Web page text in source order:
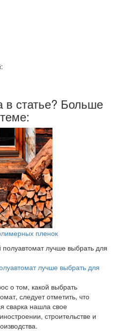
в статье? Больше
пленок
лучше выбрать для
о том, какой выбрать
следует отметить, что
сварка нашла свое
строительстве и